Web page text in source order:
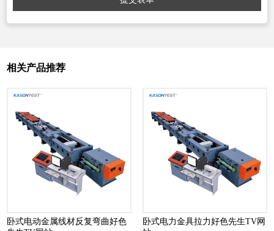
相关产品推荐
卧式电动金属线材反复弯曲好色
卧式电力金具拉力好色先生TV网